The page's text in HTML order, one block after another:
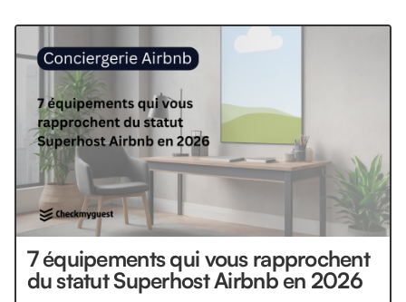
7 équipements qui vous rapprochent
du statut Superhost Airbnb en 2026